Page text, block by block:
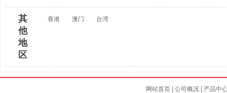
其
他
地
区
香港 澳门 台湾
网站首页| 公司概况|
产品中